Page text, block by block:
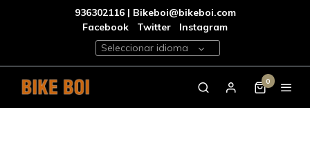
936302116 | Bikeboi@bikeboi.com
Facebook
Twitter
Instagram
Seleccionar idioma
0